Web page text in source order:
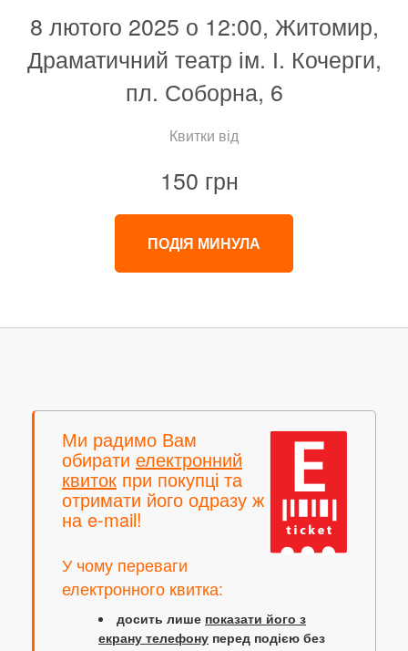
8 лютого 2025 о 12:00, Житомир,
Драматичний театр ім. І. Кочерги,
пл. Соборна, 6
Квитки від
150 грн
ПОДІЯ МИНУЛА
Ми радимо Вам
обирати електронний
квиток при покупці та
отримати його одразу ж
на e-mail!
У чому переваги
електронного квитка:
досить лише показати його з
екрану телефону перед подією без